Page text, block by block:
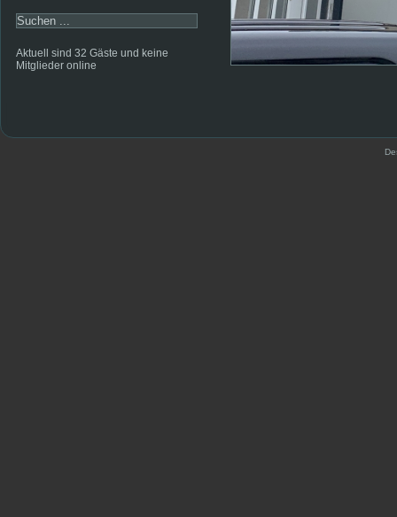
Aktuell sind 32 Gäste und keine
Mitglieder online